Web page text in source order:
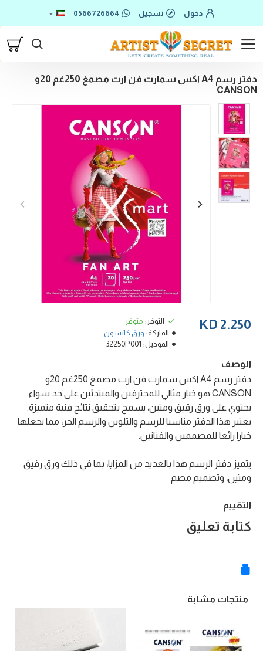
دخول تسجيل 0566726664
دفتر رسم A4 اكس سمارت فن ارت مصمغ 250غم 20و
CANSON
2.250 KD التوفر: متوفر
الماركة: ورق كانسون
الموديل: 32250P001
الوصف
دفتر رسم A4 اكس سمارت فن ارت مصمغ 250غم 20و
CANSON هو خيار مثالي للمحترفين والمبتدئين على حد سواء.
يحتوي على ورق رقيق ومتين، يسمح بتحقيق نتائج فنية متميزة.
يعتبر هذا الدفتر مناسبا للرسم والتلوين والرسم الحر، مما يجعلها
خيارا رائعا للمصممين والفنانين.
يتميز دفتر الرسم هذا بالعديد من المزايا، بما في ذلك ورق رقيق
ومتين، وتصميم مصم
التقييم
كتابة تعليق
منتجات مشابة